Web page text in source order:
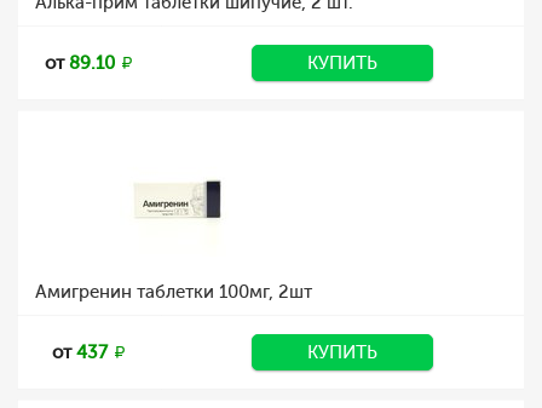
от89.10 КУПИТЬ
Амигренин таблетки 100мг, 2шт
от437 КУПИТЬ